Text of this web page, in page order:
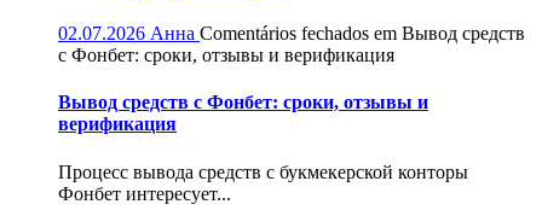
02.07.2026 Анна Comentários fechados em Вывод средств
с Фонбет: сроки, отзывы и верификация
Вывод средств с Фонбет: сроки, отзывы и
верификация
Процесс вывода средств с букмекерской конторы
Фонбет интересует...